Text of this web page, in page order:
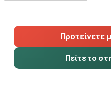
Προτείνετε
Πείτε το